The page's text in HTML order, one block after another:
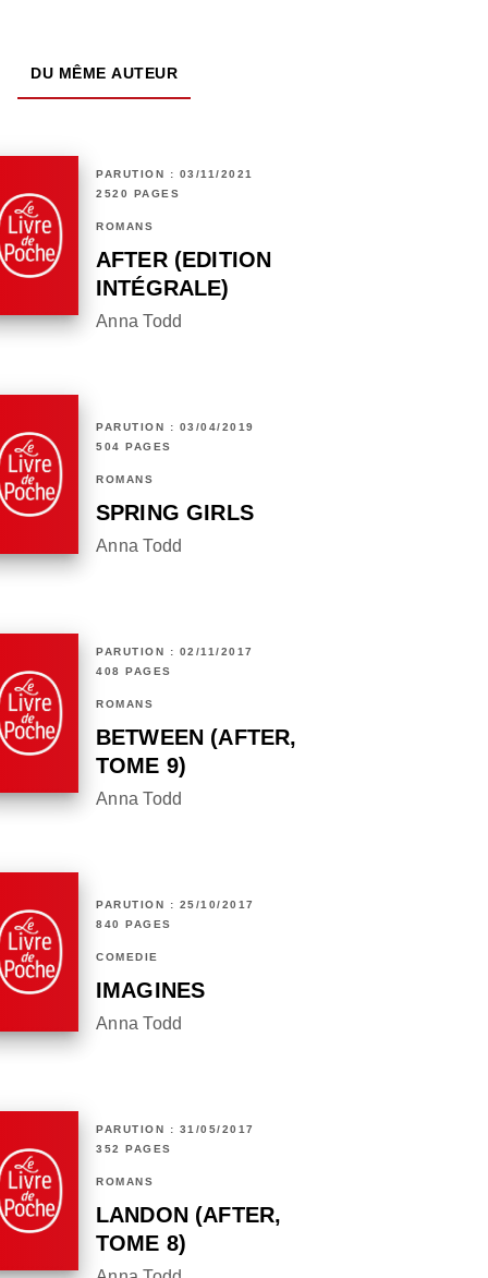
DU MÊME AUTEUR
PARUTION : 03/11/2021
2520 PAGES
ROMANS
AFTER (EDITION
INTÉGRALE)
Anna Todd
PARUTION : 03/04/2019
504 PAGES
ROMANS
SPRING GIRLS
Anna Todd
PARUTION : 02/11/2017
408 PAGES
ROMANS
BETWEEN (AFTER,
TOME 9)
Anna Todd
PARUTION : 25/10/2017
840 PAGES
COMÉDIE
IMAGINES
Anna Todd
PARUTION : 31/05/2017
352 PAGES
ROMANS
LANDON (AFTER,
TOME 8)